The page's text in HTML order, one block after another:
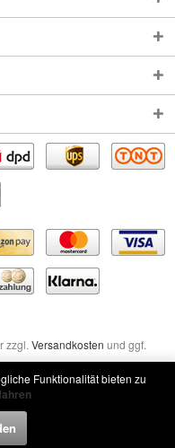
zzgl. Versandkosten und ggf.
anders beschrieben
Funktionalität bieten zu